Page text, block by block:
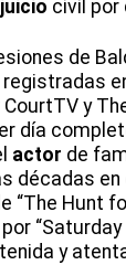
juicio civil por
de
y
día
actor de
décadas en
“The Hunt
por
y